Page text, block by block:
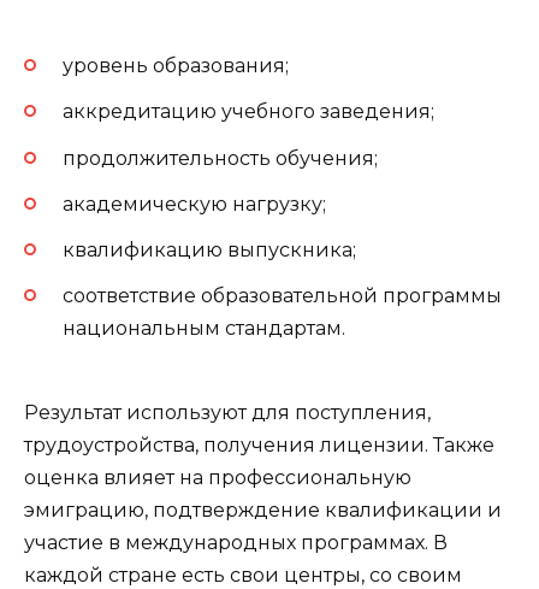
уровень образования;
аккредитацию учебного заведения;
продолжительность обучения;
академическую нагрузку;
квалификацию выпускника;
соответствие образовательной программы
национальным стандартам.
Результат используют для поступления,
трудоустройства, получения лицензии. Также
оценка влияет на профессиональную
эмиграцию, подтверждение квалификации и
участие в международных программах. В
каждой стране есть свои центры, со своим